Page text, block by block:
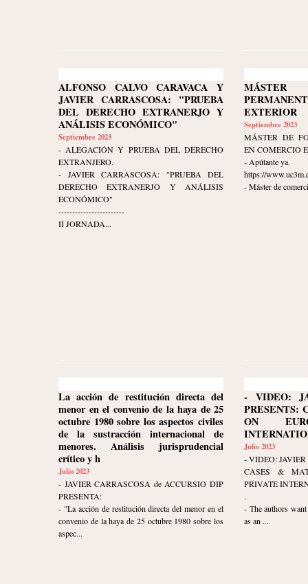
ALFONSO CALVO CARAVACA Y
JAVIER CARRASCOSA: "PRUEBA
DEL DERECHO EXTRANERJO Y
ANÁLISIS ECONÓMICO"
Septiembre 2023
- ALEGACIÓN Y PRUEBA DEL DERECHO
EXTRANJERO.
- JAVIER CARRASCOSA: "PRUEBA DEL
DERECHO EXTRANERJO Y ANÁLISIS
ECONÓMICO"
------------------------
II JORNADA...
MÁSTER
EXTERIOR
Septiembre 2023
MÁSTER DE
EN COMERCIO
- Apútante ya.
https://
- Máster de
La acción de restitución directa del
menor en el convenio de la haya de 25
octubre 1980 sobre los aspectos civiles
de la sustracción internacional de
menores. Análisis jurisprudencial
crítico y h
Julio 2023
- JAVIER CARRASCOSA de ACCURSIO DIP
PRESENTA:
- "La acción de restitución directa del menor en el
convenio de la haya de 25 octubre 1980 sobre los
aspec...
- VIDEO:
PRESENTS:
ON
Julio 2023
- VIDEO:
CASES &
PRIVATE
.
- The authors
as an ...